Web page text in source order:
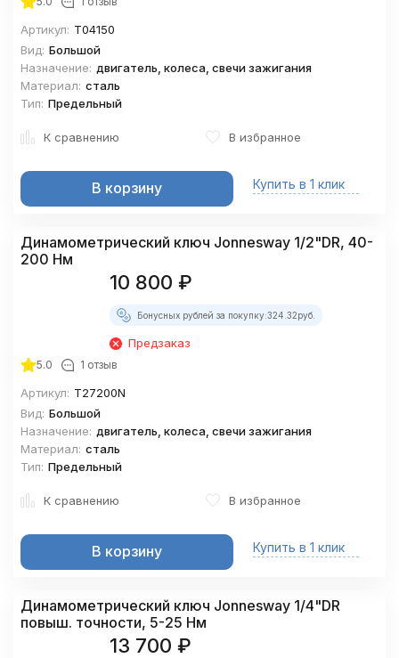
Артикул: T04150
Вид: Большой
Назначение: двигатель, колеса, свечи зажигания
Материал: сталь
Тип: Предельный
К сравнению В избранное
В корзину Купить в 1 клик
Динамометрический ключ Jonnesway 1/2"DR, 40-
200 Нм
10 800 ₽
Бонусных рублей за покупку:324.32руб.
Предзаказ
5.0 1 отзыв
Артикул: T27200N
Вид: Большой
Назначение: двигатель, колеса, свечи зажигания
Материал: сталь
Тип: Предельный
К сравнению В избранное
В корзину Купить в 1 клик
Динамометрический ключ Jonnesway 1/4"DR
повыш. точности, 5-25 Нм
13 700 ₽